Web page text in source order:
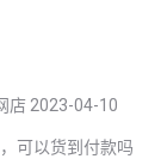
店 2023-04-10
可以货到付款吗